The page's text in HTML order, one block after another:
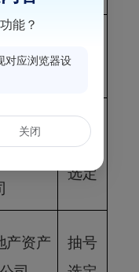
评估房
抽号
选定
产资产
抽号
能？
对应浏览器设
关闭